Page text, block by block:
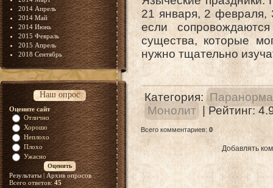
2014 Апрель
2014 Май
2014 Июнь
2015 Февраль
2015 Апрель
2018 Сентябрь
Наш опрос
Оцените сайт
Отлично
Хорошо
Неплохо
Плохо
Ужасно
Результаты| Архив опросов
Всего ответов:45
21 января, 2 февраля,
если
существа, которые
нужно тщательно
Категория:
Монолит
|Рейтинг:
Всего комментариев: 0
Добавлять